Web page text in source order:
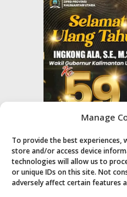
Manage
To provide the best experiences,
store and/or access device
technologies will allow us to
or unique IDs on this site. Not
adversely affect certain features